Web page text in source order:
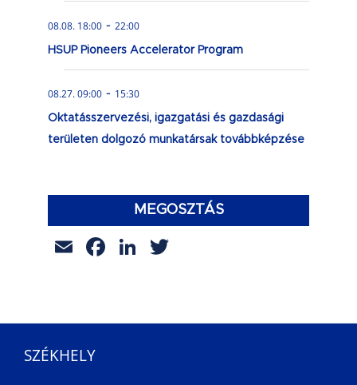
08.08. 18:00 - 22:00
HSUP Pioneers Accelerator Program
08.27. 09:00 - 15:30
Oktatásszervezési, igazgatási és gazdasági
területen dolgozó munkatársak továbbképzése
MEGOSZTÁS
EmailFacebook
LinkedIn
SZÉKHELY